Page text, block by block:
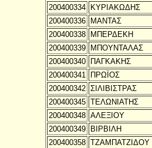
200400334
ΚΥΡΙΑΚΩΔΗΣ
200400336
ΜΑΝΤΑΣ
200400338
ΜΠΕΡΔΕΚΗ
200400339
ΜΠΟΥΝΤΑΛΑΣ
200400340
ΠΑΓΚΑΚΗΣ
200400341
ΠΡΩΪΟΣ
200400342 ΣΙΛΙΒΙΣΤΡΑΣ
200400345 ΤΕΛΩΝΙΑΤΗΣ
200400348 ΑΛΕΞΙΟΥ
200400349
ΒΙΡΒΙΛΗ
200400358 ΤΖΑΜΠΑΤΖΙΔΟΥ